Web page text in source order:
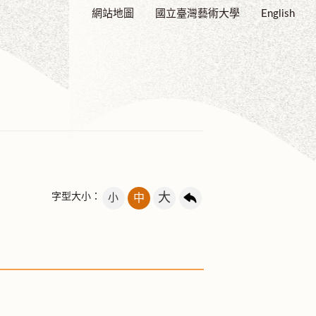
網站地圖 國立臺灣藝術大學 English
字型大小： 小 中 大